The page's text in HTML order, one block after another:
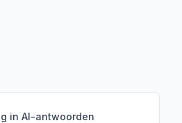
in AI-antwoorden